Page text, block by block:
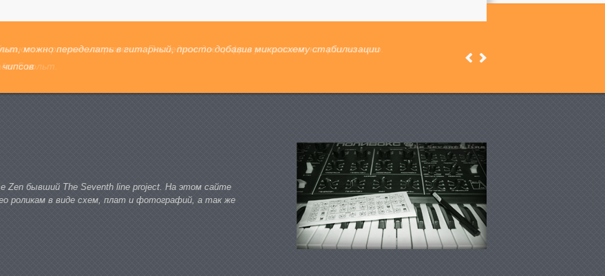
на разные напряжения. Последние две цифры указывают как раз на него.
5 вольт.
Previous
Zen бывший The Seventh line project. На этом сайте
роликам в виде схем, плат и фотографий, а так же